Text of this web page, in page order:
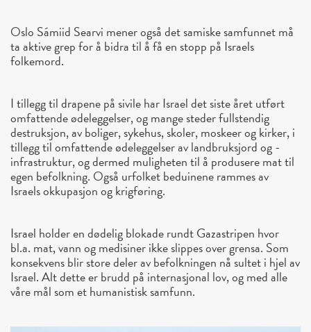
Oslo Sámiid Searvi mener også det samiske samfunnet må
ta aktive grep for å bidra til å få en stopp på Israels
folkemord.
I tillegg til drapene på sivile har Israel det siste året utført
omfattende ødeleggelser, og mange steder fullstendig
destruksjon, av boliger, sykehus, skoler, moskeer og kirker, i
tillegg til omfattende ødeleggelser av landbruksjord og -
infrastruktur, og dermed muligheten til å produsere mat til
egen befolkning. Også urfolket beduinene rammes av
Israels okkupasjon og krigføring.
Israel holder en dødelig blokade rundt Gazastripen hvor
bl.a. mat, vann og medisiner ikke slippes over grensa. Som
konsekvens blir store deler av befolkningen nå sultet i hjel av
Israel. Alt dette er brudd på internasjonal lov, og med alle
våre mål som et humanistisk samfunn.